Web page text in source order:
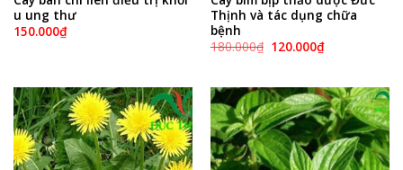
u ung thư
150.000₫
Thịnh và tác dụng chữa
bệnh
180.000₫ 120.000₫